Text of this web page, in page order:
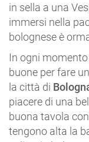
in sella a una
immersi nella
bolognese è
In ogni
buone per fare
la città di
piacere di una
buona tavola
tengono alta la